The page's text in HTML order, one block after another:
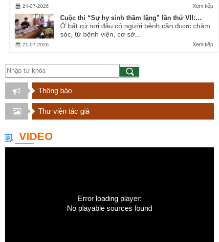
Xem tiếp
24-07-2026
Cuộc thi “Sự hy sinh thầm lặng” lần thứ VII:...
Ở bất cứ nơi đâu có người bệnh cần được chăm
sóc, từ bệnh viện, cơ sở...
Xem tiếp
21-07-2026
Thông báo
Thư viện tác giả
VIDEO
Error loading player:
No playable sources found